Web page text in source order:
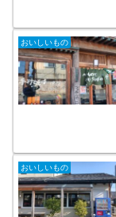
おいしいもの
おいしいもの